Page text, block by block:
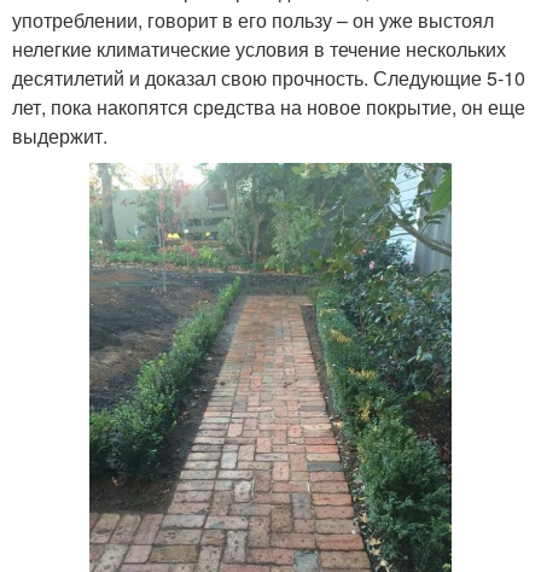
употреблении, говорит в его пользу – он уже выстоял
нелегкие климатические условия в течение нескольких
десятилетий и доказал свою прочность. Следующие 5-10
лет, пока накопятся средства на новое покрытие, он еще
выдержит.